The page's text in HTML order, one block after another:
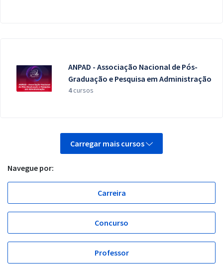
ANPAD - Associação Nacional de Pós-
Graduação e Pesquisa em Administração
4cursos
Carregar mais cursos
Navegue por:
Carreira
Concurso
Professor